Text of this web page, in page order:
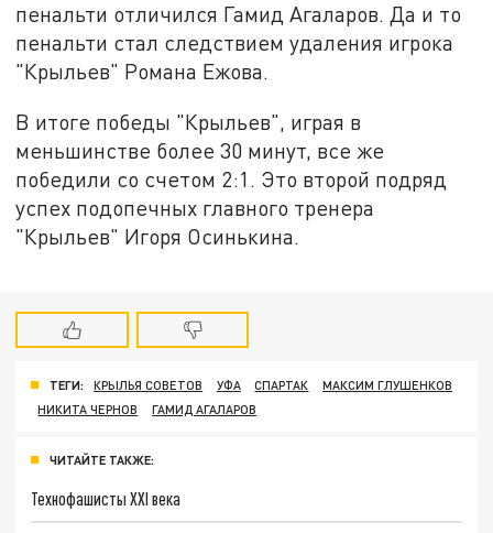
пенальти отличился Гамид Агаларов. Да и то
пенальти стал следствием удаления игрока
"Крыльев" Романа Ежова.
В итоге победы "Крыльев", играя в
меньшинстве более 30 минут, все же
победили со счетом 2:1. Это второй подряд
успех подопечных главного тренера
"Крыльев" Игоря Осинькина.
ТЕГИ: КРЫЛЬЯ СОВЕТОВ УФА СПАРТАК
МАКСИМ ГЛУШЕНКОВ
НИКИТА ЧЕРНОВ
ГАМИД АГАЛАРОВ
ЧИТАЙТЕ ТАКЖЕ:
Технофашисты XXI века